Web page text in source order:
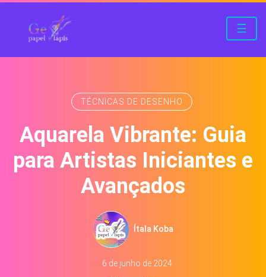
☰
TÉCNICAS DE DESENHO
Aquarela Vibrante: Guia
para Artistas Iniciantes e
Avançados
Ítala Koba
6 de junho de 2024